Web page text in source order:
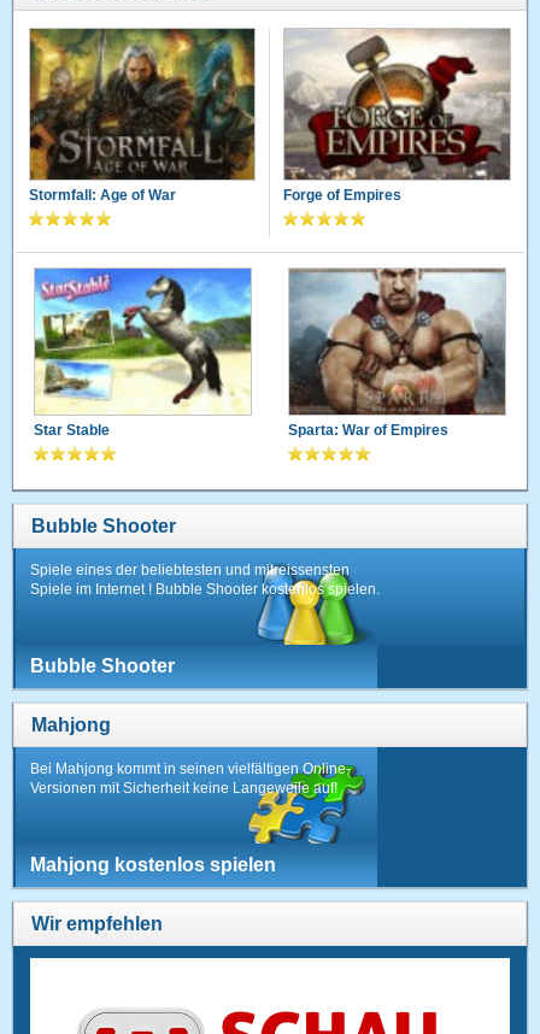
Stormfall: Age of War Forge of Empires
Star Stable Sparta: War of Empires
Bubble Shooter
Spiele eines der beliebtesten und mitreissensten
Spiele im Internet ! Bubble Shooter kostenlos spielen.
Bubble Shooter
Mahjong
Bei Mahjong kommt in seinen vielfältigen Online-
Versionen mit Sicherheit keine Langeweile auf!
Mahjong kostenlos spielen
Wir empfehlen